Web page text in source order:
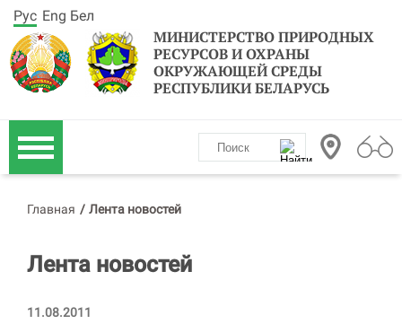
МИНИСТЕРСТВО ПРИРОДНЫХ
РЕСУРСОВ И ОХРАНЫ
ОКРУЖАЮЩЕЙ СРЕДЫ
РЕСПУБЛИКИ БЕЛАРУСЬ
Рус Eng Бел
Главная / Лента новостей
Лента новостей
11.08.2011